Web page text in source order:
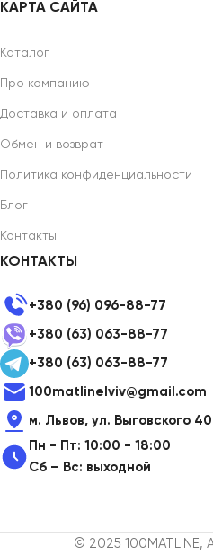
КАРТА САЙТА
Каталог
Про компанию
Доставка и оплата
Обмен и возврат
Политика конфиденциальности
Блог
Контакты
КОНТАКТЫ
+380 (96) 096-88-77
+380 (63) 063-88-77
+380 (63) 063-88-77
100matlinelviv@gmail.com
м. Львов, ул. Выговского 40
Пн - Пт: 10:00 - 18:00
Сб – Вс: выходной
© 2025 100MATLINE,